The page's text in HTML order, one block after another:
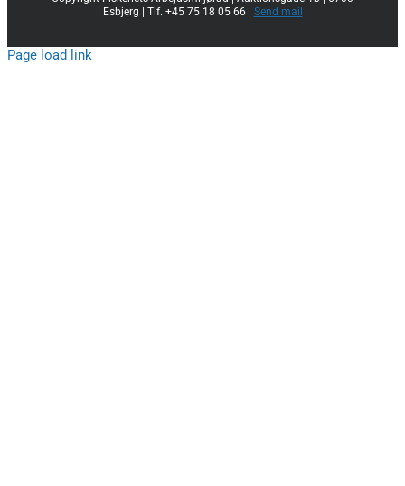
Esbjerg | Tlf. +45 75 18 05 66 | Send mail
Page load link